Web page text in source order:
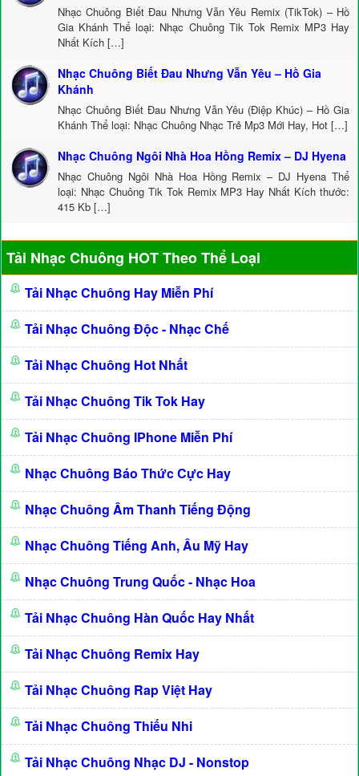
Nhạc Chuông Biết Đau Nhưng Vẫn Yêu Remix (TikTok) – Hồ
Gia Khánh Thể loại: Nhạc Chuông Tik Tok Remix MP3 Hay
Nhất Kích […]
Nhạc Chuông Biết Đau Nhưng Vẫn Yêu – Hồ Gia
Khánh
Nhạc Chuông Biết Đau Nhưng Vẫn Yêu (Điệp Khúc) – Hồ Gia
Khánh Thể loại: Nhạc Chuông Nhạc Trẻ Mp3 Mới Hay, Hot […]
Nhạc Chuông Ngôi Nhà Hoa Hồng Remix – DJ Hyena
Nhạc Chuông Ngôi Nhà Hoa Hồng Remix – DJ Hyena Thể
loại: Nhạc Chuông Tik Tok Remix MP3 Hay Nhất Kích thước:
415 Kb […]
Tải Nhạc Chuông HOT Theo Thể Loại
Tải Nhạc Chuông Hay Miễn Phí
Tải Nhạc Chuông Độc - Nhạc Chế
Tải Nhạc Chuông Hot Nhất
Tải Nhạc Chuông Tik Tok Hay
Tải Nhạc Chuông IPhone Miễn Phí
Nhạc Chuông Báo Thức Cực Hay
Nhạc Chuông Âm Thanh Tiếng Động
Nhạc Chuông Tiếng Anh, Âu Mỹ Hay
Nhạc Chuông Trung Quốc - Nhạc Hoa
Tải Nhạc Chuông Hàn Quốc Hay Nhất
Tải Nhạc Chuông Remix Hay
Tải Nhạc Chuông Rap Việt Hay
Tải Nhạc Chuông Thiếu Nhi
Tải Nhạc Chuông Nhạc DJ - Nonstop